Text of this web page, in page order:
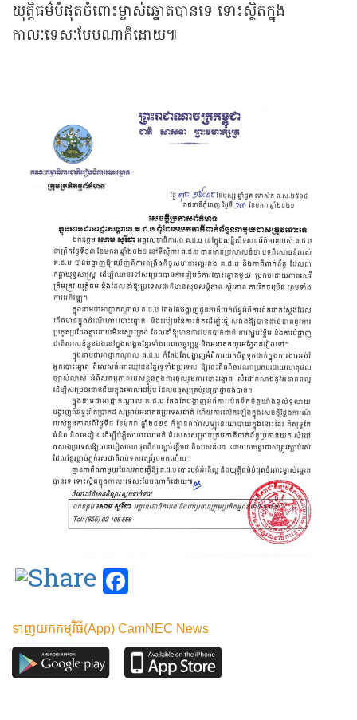
យុត្តិធម៌បំផុតចំពោះម្ចាស់ឆ្នោតបានទេ ទោះស្ថិតក្នុង
កាលៈទេសៈបែបណាក៏ដោយ៕
ទាញយកកម្មវិធី(App) CamNEC News